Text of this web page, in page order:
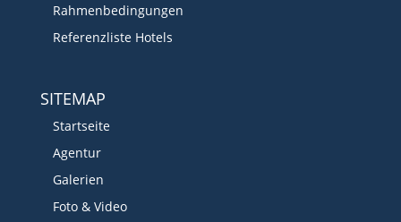
Rahmenbedingungen
Referenzliste Hotels
SITEMAP
Startseite
Agentur
Galerien
Foto & Video